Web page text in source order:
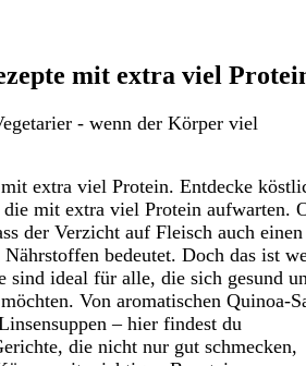
mit extra viel
mit extra viel Protein. Entdecke
die mit extra viel Protein aufwarten.
der Verzicht auf Fleisch auch einen
bedeutet. Doch das ist
sind ideal für alle, die sich gesund
Von aromatischen Quinoa-
– hier findest du
die nicht nur gut schmecken,